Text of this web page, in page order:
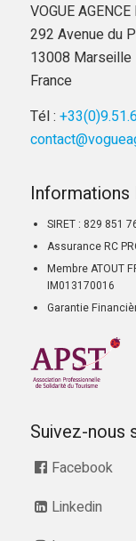
VOGUE
292 Avenue du
13008 Marseille
France
Tél :
Informations
SIRET : 829 851
Assurance RC
Membre ATOUT
IM013170016
Garantie
Suivez-nous
Facebook
Linkedin